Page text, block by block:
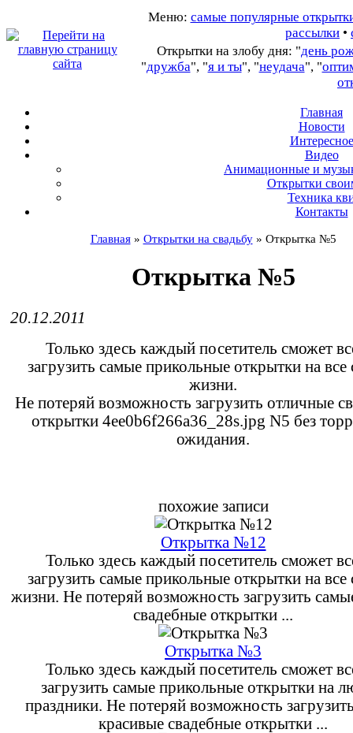
Меню: самые популярные
рассылки •
Открытки на злобу дня: "день
"дружба", "я и ты", "неудача", "
Главная
Новости
Интересное
Видео
Анимационные и
Открытки
Техника
Контакты
Главная» Открытки на свадьбу» Открытка №5
Открытка №5
20.12.2011
Только здесь каждый посетитель сможет
загрузить самые прикольные открытки на все
жизни.
Не потеряй возможность загрузить отличные
открытки 4ee0b6f266a36_28s.jpg N5 без
ожидания.
похожие записи
Открытка №12
Только здесь каждый посетитель сможет
загрузить самые прикольные открытки на все
жизни. Не потеряй возможность загрузить
свадебные открытки ...
Открытка №3
Только здесь каждый посетитель сможет
загрузить самые прикольные открытки на
праздники. Не потеряй возможность
красивые свадебные открытки ...